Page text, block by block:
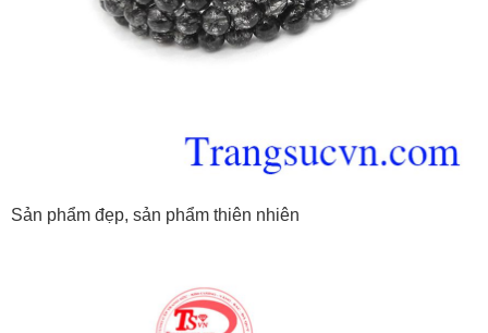
Sản phẩm đẹp, sản phẩm thiên nhiên